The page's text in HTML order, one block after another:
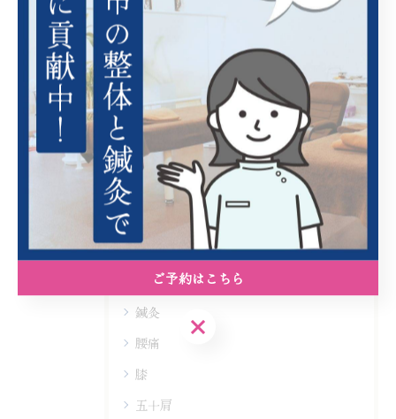
#クロスカントリースキー
#アルペンスキー
#バレーボール
#五箇山
#白川郷
#スポーツ整体
#トレーニング
カテゴリー Categories
全てのカテゴリー
スポーツ
鍼灸
腰痛
膝
五十肩
ご予約はこちら
ご予約はこちら